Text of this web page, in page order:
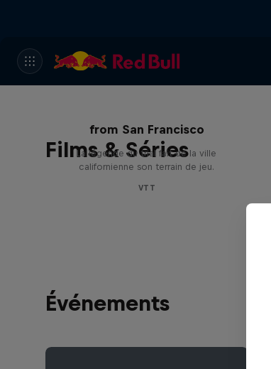
Films & Séries
from San Francisco
La légende du trial fait de la ville
californienne son terrain de jeu.
VTT
Événements